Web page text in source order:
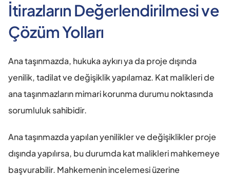
İtirazların Değerlendirilmesi ve
Çözüm Yolları
Ana taşınmazda, hukuka aykırı ya da proje dışında
yenilik, tadilat ve değişiklik yapılamaz. Kat malikleri de
ana taşınmazların mimari korunma durumu noktasında
sorumluluk sahibidir.
Ana taşınmazda yapılan yenilikler ve değişiklikler proje
dışında yapılırsa, bu durumda kat malikleri mahkemeye
başvurabilir. Mahkemenin incelemesi üzerine